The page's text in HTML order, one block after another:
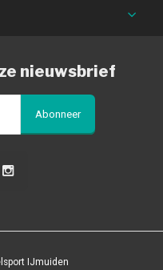
nieuwsbrief
Abonneer
IJmuiden